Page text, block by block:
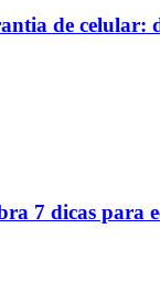
de celular:
7 dicas para